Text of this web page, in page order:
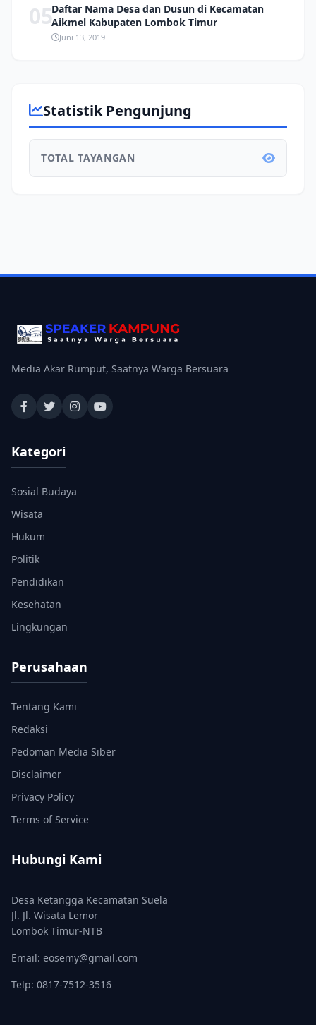
05Daftar Nama Desa dan Dusun di Kecamatan
Aikmel Kabupaten Lombok Timur
Juni 13, 2019
Statistik Pengunjung
TOTAL TAYANGAN
Media Akar Rumput, Saatnya Warga Bersuara
Kategori
Sosial Budaya
Wisata
Hukum
Politik
Pendidikan
Kesehatan
Lingkungan
Perusahaan
Tentang Kami
Redaksi
Pedoman Media Siber
Disclaimer
Privacy Policy
Terms of Service
Hubungi Kami
Desa Ketangga Kecamatan Suela
Jl. Jl. Wisata Lemor
Lombok Timur-NTB
Email: eosemy@gmail.com
Telp: 0817-7512-3516